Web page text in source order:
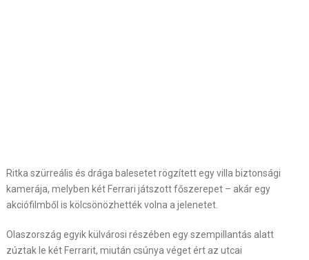
Ritka szürreális és drága balesetet rögzített egy villa biztonsági
kamerája, melyben két Ferrari játszott főszerepet – akár egy
akciófilmből is kölcsönözhették volna a jelenetet.
Olaszország egyik külvárosi részében egy szempillantás alatt
zúztak le két Ferrarit, miután csúnya véget ért az utcai